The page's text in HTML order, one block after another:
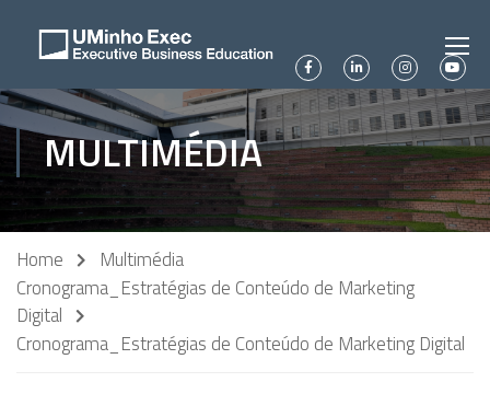
MULTIMÉDIA
Home
Multimédia
Cronograma_Estratégias de Conteúdo de Marketing
Digital
Cronograma_Estratégias de Conteúdo de Marketing Digital